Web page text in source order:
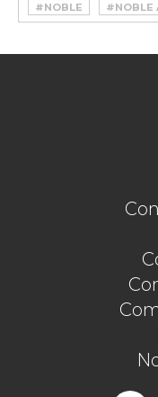
#NOBLE
#NOBLE
#NOBLE M500